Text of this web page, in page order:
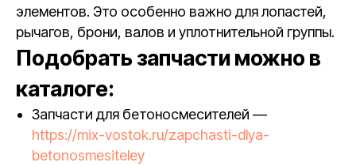
элементов. Это особенно важно для лопастей,
рычагов, брони, валов и уплотнительной группы.
Подобрать запчасти можно в
каталоге:
Запчасти для бетоносмесителей —
https://mix-vostok.ru/zapchasti-dlya-
betonosmesiteley